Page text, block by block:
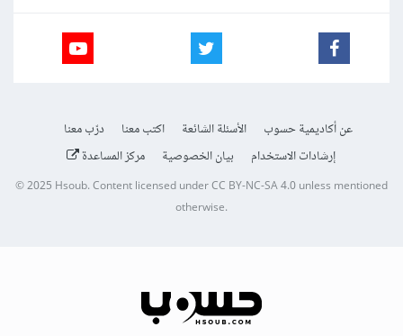
عن أكاديمية حسوب الأسئلة الشائعة اكتب معنا
درّب معنا
إرشادات الاستخدام
بيان الخصوصية مركز المساعدة
© 2025Hsoub.Content licensed underCC BY-NC-SA 4.0unless mentioned
otherwise.